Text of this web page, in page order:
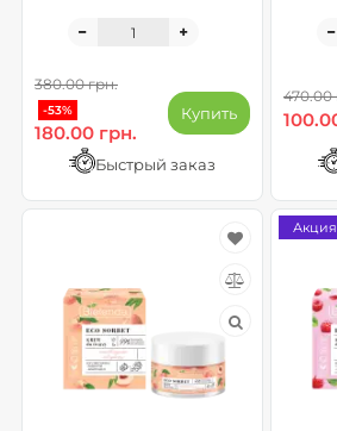
380.00 грн.
-53%
180.00 грн.
Купить
Быстрый заказ
(до
470.00
Акция